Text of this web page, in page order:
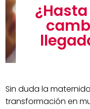
Sin duda la
transformación en